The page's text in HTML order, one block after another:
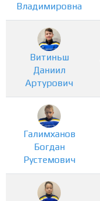
Владимировна
Витиньш
Даниил
Артурович
Галимханов
Богдан
Рустемович